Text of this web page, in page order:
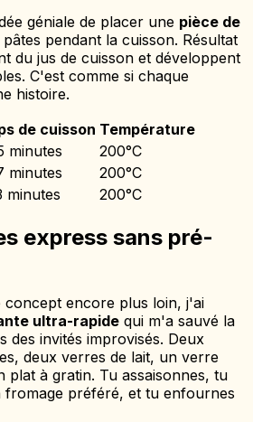
géniale de placer une pièce de
pâtes pendant la cuisson. Résultat
du jus de cuisson et développent
C'est comme si chaque
histoire.
de cuisson Température
minutes
200°C
minutes
200°C
minutes 200°C
express sans pré-
concept encore plus loin, j'ai
ultra-rapide qui m'a sauvé la
des invités improvisés. Deux
deux verres de lait, un verre
plat à gratin. Tu assaisonnes, tu
fromage préféré, et tu enfournes